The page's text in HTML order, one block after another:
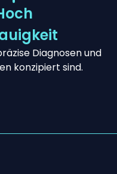
Diagnosen und
konzipiert sind.